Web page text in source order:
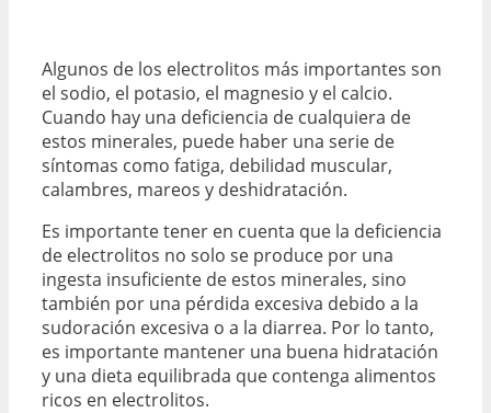
Algunos de los electrolitos más importantes son
el sodio, el potasio, el magnesio y el calcio.
Cuando hay una deficiencia de cualquiera de
estos minerales, puede haber una serie de
síntomas como fatiga, debilidad muscular,
calambres, mareos y deshidratación.
Es importante tener en cuenta que la deficiencia
de electrolitos no solo se produce por una
ingesta insuficiente de estos minerales, sino
también por una pérdida excesiva debido a la
sudoración excesiva o a la diarrea. Por lo tanto,
es importante mantener una buena hidratación
y una dieta equilibrada que contenga alimentos
ricos en electrolitos.